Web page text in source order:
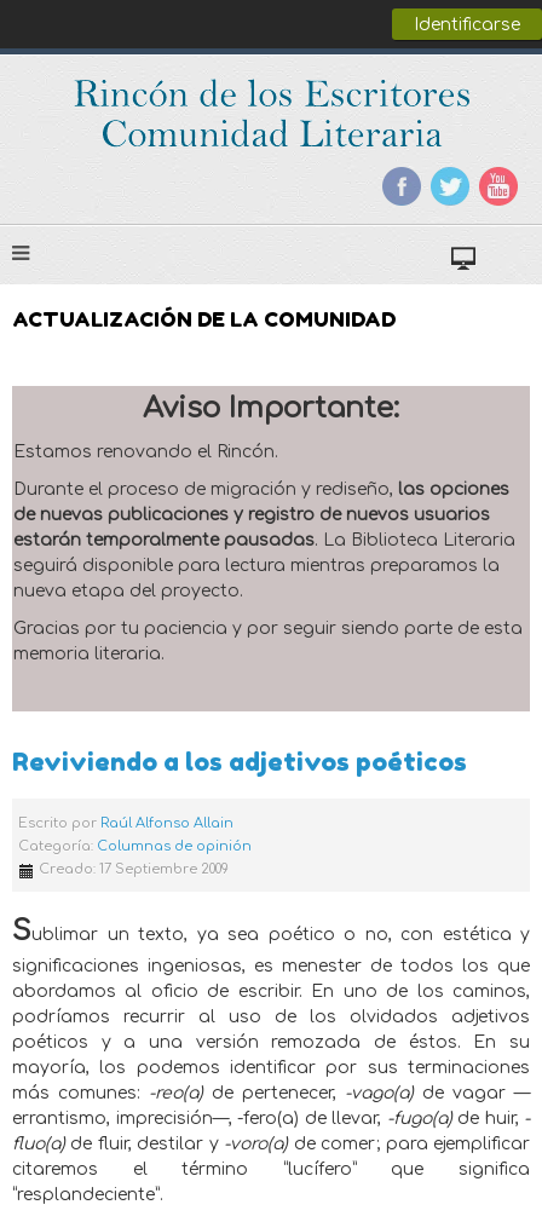
Identificarse
ACTUALIZACIÓN DE LA COMUNIDAD
Aviso Importante:
Estamos renovando el Rincón.
Durante el proceso de migración y rediseño, las opciones
de nuevas publicaciones y registro de nuevos usuarios
estarán temporalmente pausadas. La Biblioteca Literaria
seguirá disponible para lectura mientras preparamos la
nueva etapa del proyecto.
Gracias por tu paciencia y por seguir siendo parte de esta
memoria literaria.
Reviviendo a los adjetivos poéticos
Escrito por Raúl Alfonso Allain
Categoría: Columnas de opinión
Creado: 17 Septiembre 2009
Sublimar un texto, ya sea poético o no, con estética y
significaciones ingeniosas, es menester de todos los que
abordamos al oficio de escribir. En uno de los caminos,
podríamos recurrir al uso de los olvidados adjetivos
poéticos y a una versión remozada de éstos. En su
mayoría, los podemos identificar por sus terminaciones
más comunes: -reo(a)de pertenecer, -vago(a)de vagar —
errantismo, imprecisión—, -fero(a) de llevar, -fugo(a)de huir, -
fluo(a)de fluir, destilar y -voro(a)de comer; para ejemplificar
citaremos el término “lucífero” que significa
“resplandeciente”.